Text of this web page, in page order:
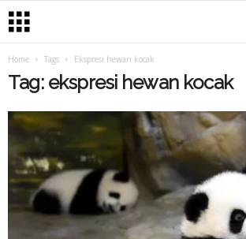
Home Tags Ekspresi hewan kocak
Tag: ekspresi hewan kocak